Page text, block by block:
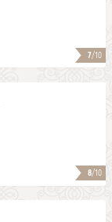
7/10
8/10